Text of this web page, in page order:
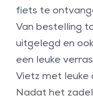
fiets te
Van bestelling
uitgelegd en
een leuke
Vietz met leuke
Nadat het